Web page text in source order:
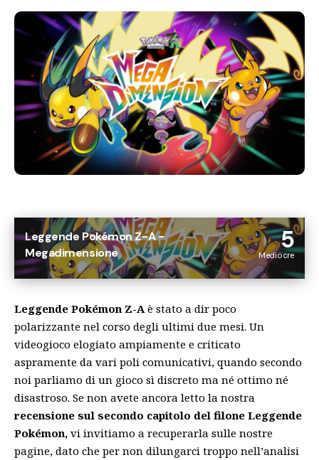
5
Mediocre
Leggende Pokémon Z-A -
Megadimensione
Leggende Pokémon Z-A è stato a dir poco
polarizzante nel corso degli ultimi due mesi. Un
videogioco elogiato ampiamente e criticato
aspramente da vari poli comunicativi, quando secondo
noi parliamo di un gioco sì discreto ma né ottimo né
disastroso. Se non avete ancora letto la nostra
recensione sul secondo capitolo del filone Leggende
Pokémon, vi invitiamo a recuperarla sulle nostre
pagine, dato che per non dilungarci troppo nell’analisi